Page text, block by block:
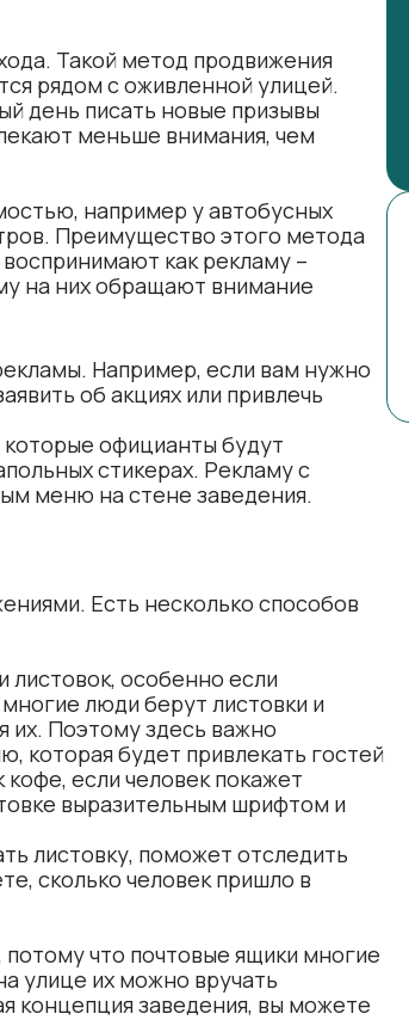
Такой метод продвижения
рядом с оживленной улицей.
день писать новые призывы
меньше внимания, чем
например у автобусных
Преимущество этого метода
как рекламу –
на них обращают внимание
Например, если вам нужно
об акциях или привлечь
официанты будут
стикерах. Рекламу с
меню на стене заведения.
Есть несколько способов
особенно если
люди берут листовки и
их. Поэтому здесь важно
которая будет привлекать гостей
если человек покажет
выразительным шрифтом и
листовку, поможет отследить
сколько человек пришло в
что почтовые ящики многие
улице их можно вручать
концепция заведения, вы можете